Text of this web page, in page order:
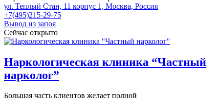
ул. Теплый Стан, 11 корпус 1, Москва, Россия
+7(495)215-29-75
Вывод из запоя
Сейчас открыто
Наркологическая клиника “Частный
нарколог”
Большая часть клиентов желает полной